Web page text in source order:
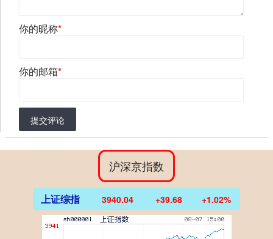
你的昵称*
你的邮箱*
提交评论
沪深京指数
上证综指 3940.04 +39.68 +1.02%